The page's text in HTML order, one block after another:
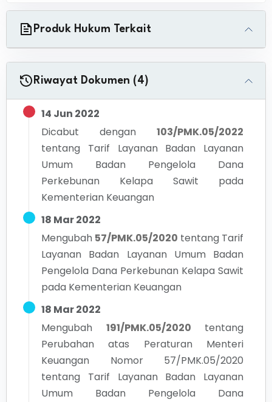
Produk Hukum Terkait
Riwayat Dokumen (4)
14 Jun 2022
Dicabut dengan
103/PMK.05/2022
tentang Tarif Layanan Badan Layanan
Umum Badan Pengelola Dana
Perkebunan Kelapa Sawit pada
Kementerian Keuangan
18 Mar 2022
Mengubah 57/PMK.05/2020 tentang Tarif
Layanan Badan Layanan Umum Badan
Pengelola Dana Perkebunan Kelapa Sawit
pada Kementerian Keuangan
18 Mar 2022
Mengubah
191/PMK.05/2020
tentang
Perubahan atas Peraturan Menteri
Keuangan Nomor 57/PMK.05/2020
tentang Tarif Layanan Badan Layanan
Umum Badan Pengelola Dana